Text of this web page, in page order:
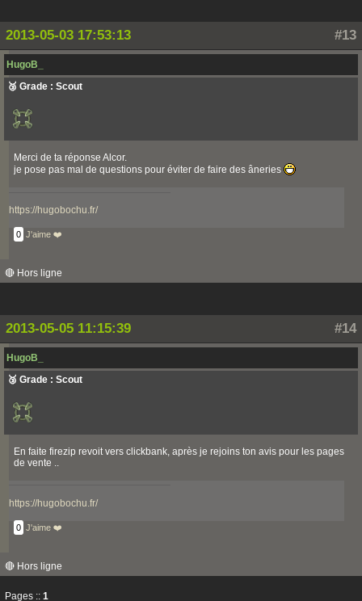
#13
2013-05-03 17:53:13
HugoB_
🥉 Grade : Scout
Merci de ta réponse Alcor.
je pose pas mal de questions pour éviter de faire des âneries
https://hugobochu.fr/
0 J'aime ❤️
🔴 Hors ligne
#14
2013-05-05 11:15:39
HugoB_
🥉 Grade : Scout
En faite firezip revoit vers clickbank, après je rejoins ton avis pour les pages
de vente ..
https://hugobochu.fr/
0 J'aime ❤️
🔴 Hors ligne
Pages :: 1